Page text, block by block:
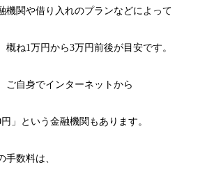
機関や借り入れのプランなどによって
概ね1万円から3万円前後が目安です。
ご自身でインターネットから
」という金融機関もあります。
手数料は、